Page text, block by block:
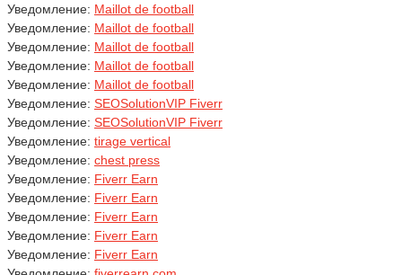
Уведомление: Maillot de football
Уведомление: Maillot de football
Уведомление: Maillot de football
Уведомление: Maillot de football
Уведомление: Maillot de football
Уведомление: SEOSolutionVIP Fiverr
Уведомление: SEOSolutionVIP Fiverr
Уведомление: tirage vertical
Уведомление: chest press
Уведомление: Fiverr Earn
Уведомление: Fiverr Earn
Уведомление: Fiverr Earn
Уведомление: Fiverr Earn
Уведомление: Fiverr Earn